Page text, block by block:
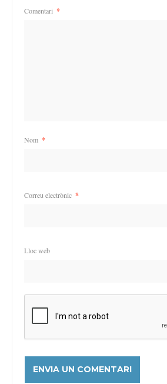
Comentari *
Nom *
Correu electrònic *
Lloc web